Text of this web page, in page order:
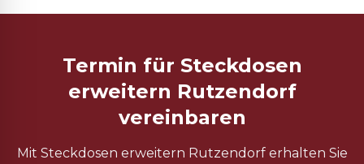
Termin für Steckdosen
erweitern Rutzendorf
vereinbaren
Mit Steckdosen erweitern Rutzendorf erhalten Sie